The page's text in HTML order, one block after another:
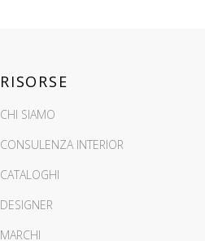
RISORSE
CHI SIAMO
CONSULENZA INTERIOR
CATALOGHI
DESIGNER
MARCHI